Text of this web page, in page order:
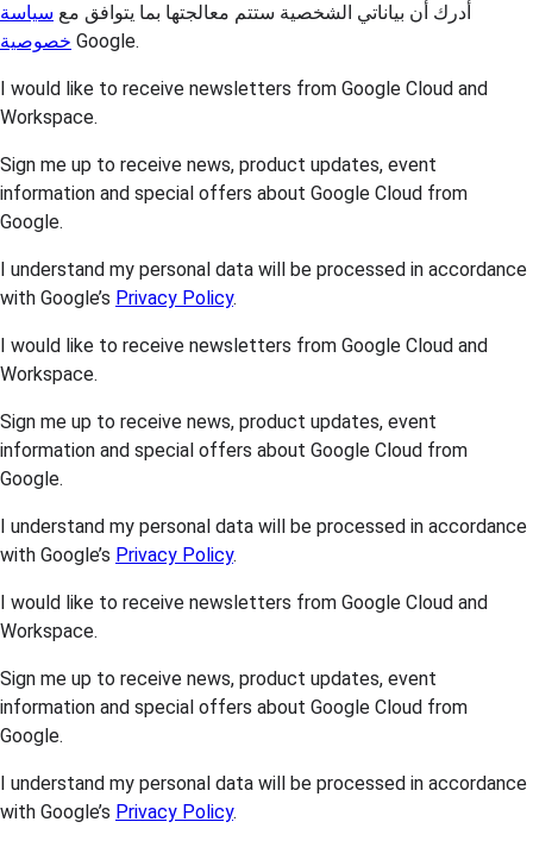
أدرك أن بياناتي الشخصية ستتم معالجتها بما يتوافق مع سياسة
خصوصية Google.
I would like to receive newsletters from Google Cloud and
Workspace.
Sign me up to receive news, product updates, event
information and special offers about Google Cloud from
Google.
I understand my personal data will be processed in accordance
with Google’s Privacy Policy.
I would like to receive newsletters from Google Cloud and
Workspace.
Sign me up to receive news, product updates, event
information and special offers about Google Cloud from
Google.
I understand my personal data will be processed in accordance
with Google’s Privacy Policy.
I would like to receive newsletters from Google Cloud and
Workspace.
Sign me up to receive news, product updates, event
information and special offers about Google Cloud from
Google.
I understand my personal data will be processed in accordance
with Google’s Privacy Policy.